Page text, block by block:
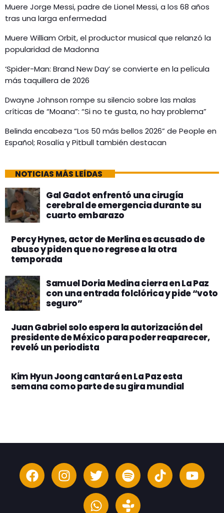
Muere Jorge Messi, padre de Lionel Messi, a los 68 años
tras una larga enfermedad
Muere William Orbit, el productor musical que relanzó la
popularidad de Madonna
‘Spider-Man: Brand New Day’ se convierte en la película
más taquillera de 2026
Dwayne Johnson rompe su silencio sobre las malas
críticas de “Moana”: “Si no te gusta, no hay problema”
Belinda encabeza “Los 50 más bellos 2026” de People en
Español; Rosalía y Pitbull también destacan
NOTICIAS MÁS LEÍDAS
Gal Gadot enfrentó una cirugía
cerebral de emergencia durante su
cuarto embarazo
Percy Hynes, actor de Merlina es acusado de
abuso y piden que no regrese a la otra
temporada
Samuel Doria Medina cierra en La Paz
con una entrada folclórica y pide “voto
seguro”
Juan Gabriel solo espera la autorización del
presidente de México para poder reaparecer,
reveló un periodista
Kim Hyun Joong cantará en La Paz esta
semana como parte de su gira mundial